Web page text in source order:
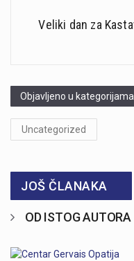
Veliki dan za
Objavljeno u
Uncategorized
JOŠ ČLANAKA
OD ISTOG AUTORA